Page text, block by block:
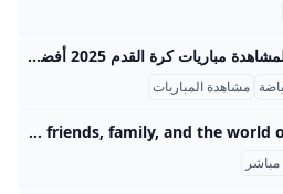
أفضل تطبيق مجاني لمشاهدة مباريات كرة القدم 2025 أفضل تطبيق لمشاهدة مباريات كرة القدم مجاناً؟ هذا سؤال يطرحه الكثيرون خاصة لمحبي الرياضة واللي يحبوا يشوفوا المباريات بدون تكاليف. في البداية، لازم نعرف أن جودة البث وسهولة الاستخدام هما أهم شي في التطبيق. لازم يكون التطبيق يعطي بث مباشر بجودة كويسة، وما يعلق، وكمان يكون سهل الاستخدام. مثلاً، تطبيق Yacine TV النسخة القانونية يعتبر من أفضل التطبيقات المجانية اللي تتيح مشاهدة المباريات بدون مشاكل. التطبيق هذا يقدم بث مباشر لقنوات كثيرة مفتوحة تغطي اغلب بطولات كرة القدم.
مشاهدة المباريات
- YouTube Enjoy the videos and music you love, upload original content, and share it all with friends, family, and the world on YouTube.